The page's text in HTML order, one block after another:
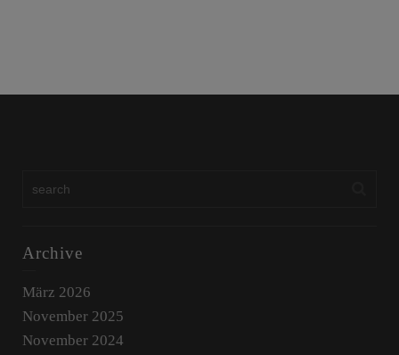
Archive
März 2026
November 2025
November 2024